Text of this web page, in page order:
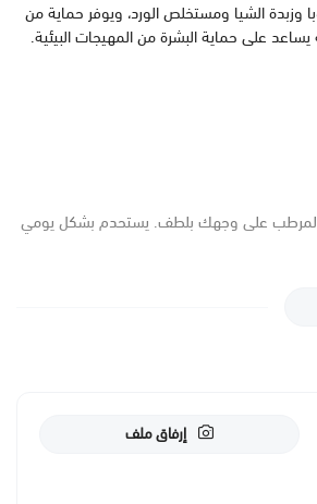
الشيا ومستخلص الورد، ويوفر حماية من
كما أنه يساعد على حماية البشرة من المهيجات البيئية.
المرطب على وجهك بلطف. يستحدم بشكل يومي
إرفاق ملف